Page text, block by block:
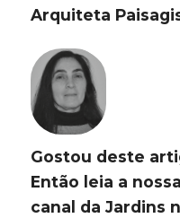
Arquiteta
Gostou deste
Então leia a nossa
canal da Jardins